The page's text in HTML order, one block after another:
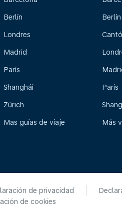
Berlín
Londres
Madrid
París
Shanghái
Zúrich
Mas guías de viaje
Berlín
París
Más
de privacidad
de cookies